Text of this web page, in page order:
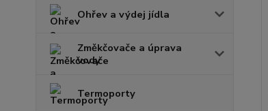
Ohřev a výdej jídla
Změkčovače a úprava
vody
Termoporty